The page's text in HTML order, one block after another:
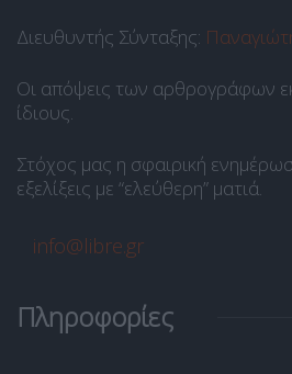
Διευθυντής Σύνταξης:
Οι απόψεις των αρθρογράφων
ίδιους.
Στόχος μας η σφαιρική
εξελίξεις με “ελεύθερη” ματιά.
info@libre.gr
Πληροφορίες